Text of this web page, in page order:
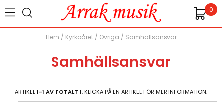
0
Hem / Kyrkoåret/ Övriga / Samhällsansvar
Samhällsansvar
ARTIKEL1-1 AV TOTALT 1. KLICKA PÅ EN ARTIKEL FÖR MER INFORMATION.